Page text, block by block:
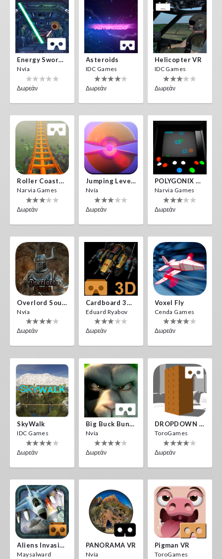
Energy Sword VR
Nvía
Δωρεάν
Asteroids
IDC Games
Δωρεάν
Helicopter VR
IDC Games
Δωρεάν
Roller Coaster VR
Narvia Games
Δωρεάν
Jumping Levels
Nvía
Δωρεάν
POLYGONIX VR
Narvia Games
Δωρεάν
Overlord Souls
Nvía
Δωρεάν
Cardboard 3D VR Space FPS Game
Eduard Ryabov
Δωρεάν
Voxel Fly
Cenda Games
Δωρεάν
SkyWalk
IDC Games
Δωρεάν
Big Buck Bunny
Nvía
Δωρεάν
DROPDOWN VR
ToroGames
Δωρεάν
Aliens Invasion VR
Maysalward
PANORAMA VR
Nvía
Pigman VR
ToroGames